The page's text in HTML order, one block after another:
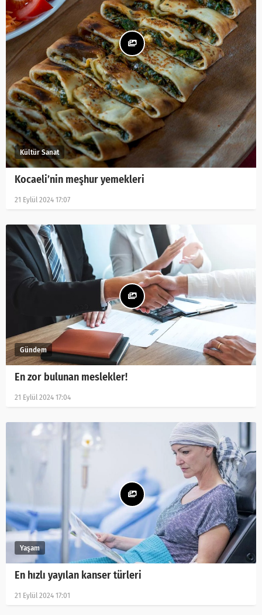
Kocaeli’nin meşhur yemekleri
21 Eylül 2024 17:07
En zor bulunan meslekler!
21 Eylül 2024 17:04
En hızlı yayılan kanser türleri
21 Eylül 2024 17:01